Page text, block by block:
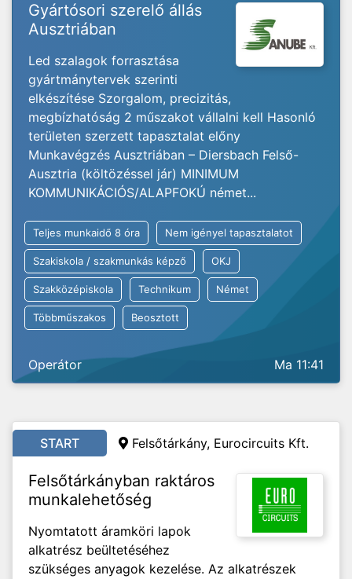
Gyártósori szerelő állás
Ausztriában
Led szalagok forrasztása
gyártmánytervek szerinti
elkészítése Szorgalom, precizitás,
megbízhatóság 2 műszakot vállalni kell Hasonló
területen szerzett tapasztalat előny
Munkavégzés Ausztriában – Diersbach Felső-
Ausztria (költözéssel jár) MINIMUM
KOMMUNIKÁCIÓS/ALAPFOKÚ német...
Teljes munkaidő 8 óra Nem igényel tapasztalatot
Szakiskola / szakmunkás képző OKJ
Szakközépiskola Technikum Német
Többműszakos Beosztott
Operátor Ma 11:41
START Felsőtárkány, Eurocircuits Kft.
Felsőtárkányban raktáros
munkalehetőség
Nyomtatott áramköri lapok
alkatrész beültetéséhez
szükséges anyagok kezelése. Az alkatrészek